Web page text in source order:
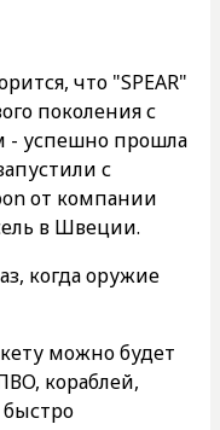
что "SPEAR"
поколения с
- успешно прошла
с
от компании
в Швеции.
когда оружие
можно будет
кораблей,